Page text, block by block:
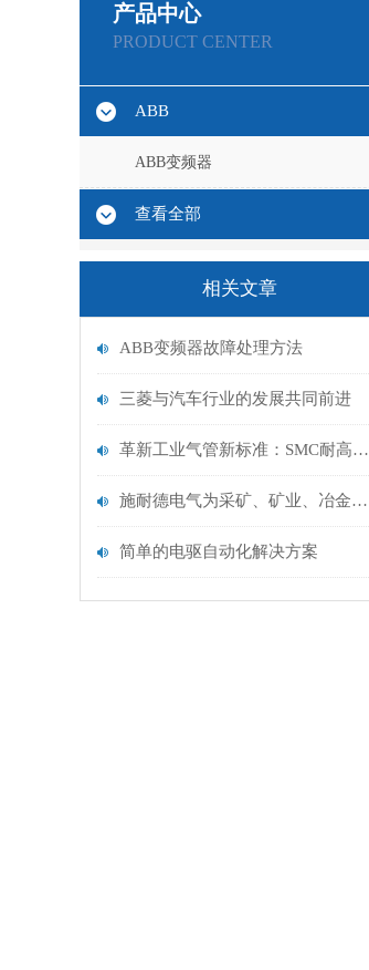
产品中心
PRODUCT CENTER
ABB
ABB变频器
查看全部
相关文章
ABB变频器故障处理方法
三菱与汽车行业的发展共同前进
革新工业气管新标准：SMC耐高温气管，耐高温耐腐蚀，打造高效流体传输系统
施耐德电气为采矿、矿业、冶金和水泥行业提供解决方案
简单的电驱自动化解决方案